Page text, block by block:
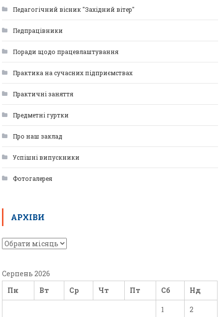
Педагогічний вісник "Західний вітер"
Педпрацівники
Поради щодо працевлаштування
Практика на сучасних підприємствах
Практичні заняття
Предметні гуртки
Про наш заклад
Успішні випускники
Фотогалерея
АРХІВИ
Серпень 2026
Пн
Вт Ср Чт Пт Сб Нд
1 2